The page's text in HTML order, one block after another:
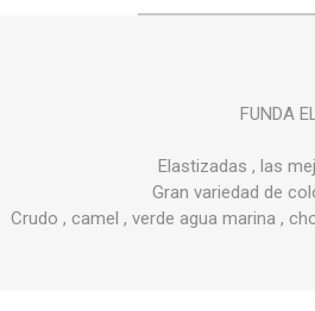
FUNDA
Elastizadas , las
Gran variedad de
Crudo , camel , verde agua marina ,